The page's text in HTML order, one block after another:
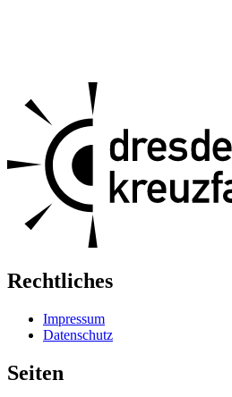
Rechtliches
Impressum
Datenschutz
Seiten